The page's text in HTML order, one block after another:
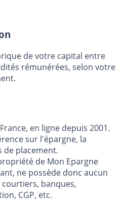
de votre capital entre
rémunérées, selon votre
en ligne depuis 2001.
sur l'épargne, la
de placement.
de Mon Epargne
ne possède donc aucun
banques,
CGP, etc.